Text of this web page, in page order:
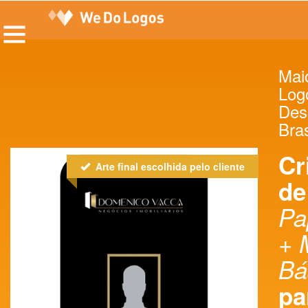
Arte final escolhida pelo cliente
de
+